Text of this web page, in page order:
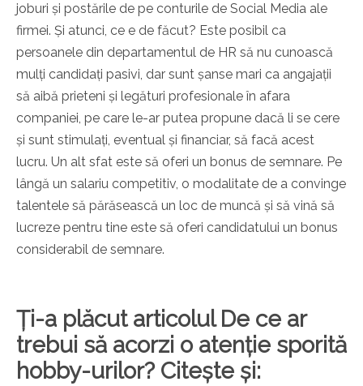
joburi și postările de pe conturile de Social Media ale
firmei. Și atunci, ce e de făcut? Este posibil ca
persoanele din departamentul de HR să nu cunoască
mulți candidați pasivi, dar sunt șanse mari ca angajații
să aibă prieteni și legături profesionale în afara
companiei, pe care le-ar putea propune dacă li se cere
și sunt stimulați, eventual și financiar, să facă acest
lucru. Un alt sfat este să oferi un bonus de semnare. Pe
lângă un salariu competitiv, o modalitate de a convinge
talentele să părăsească un loc de muncă și să vină să
lucreze pentru tine este să oferi candidatului un bonus
considerabil de semnare.
Ți-a plăcut articolul De ce ar
trebui să acorzi o atenție sporită
hobby-urilor? Citește și: